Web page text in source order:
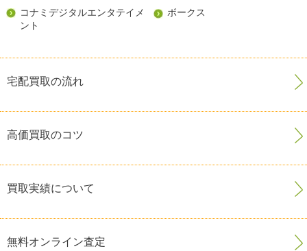
コナミデジタルエンタテイメ
ント
ボークス
宅配買取の流れ
高価買取のコツ
買取実績について
無料オンライン査定